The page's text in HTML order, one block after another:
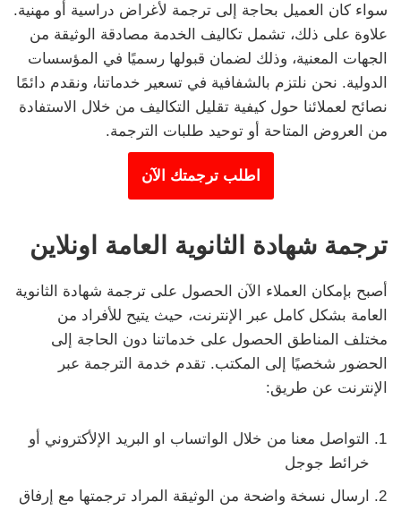
سواء كان العميل بحاجة إلى ترجمة لأغراض دراسية أو مهنية.
علاوة على ذلك، تشمل تكاليف الخدمة مصادقة الوثيقة من
الجهات المعنية، وذلك لضمان قبولها رسميًا في المؤسسات
الدولية. نحن نلتزم بالشفافية في تسعير خدماتنا، ونقدم دائمًا
نصائح لعملائنا حول كيفية تقليل التكاليف من خلال الاستفادة
من العروض المتاحة أو توحيد طلبات الترجمة.
اطلب ترجمتك الآن
ترجمة شهادة الثانوية العامة اونلاين
أصبح بإمكان العملاء الآن الحصول على ترجمة شهادة الثانوية
العامة بشكل كامل عبر الإنترنت، حيث يتيح للأفراد من
مختلف المناطق الحصول على خدماتنا دون الحاجة إلى
الحضور شخصيًا إلى المكتب. تقدم خدمة الترجمة عبر
الإنترنت عن طريق:
التواصل معنا من خلال الواتساب او البريد الإلأكتروني أو
خرائط جوجل
ارسال نسخة واضحة من الوثيقة المراد ترجمتها مع إرفاق